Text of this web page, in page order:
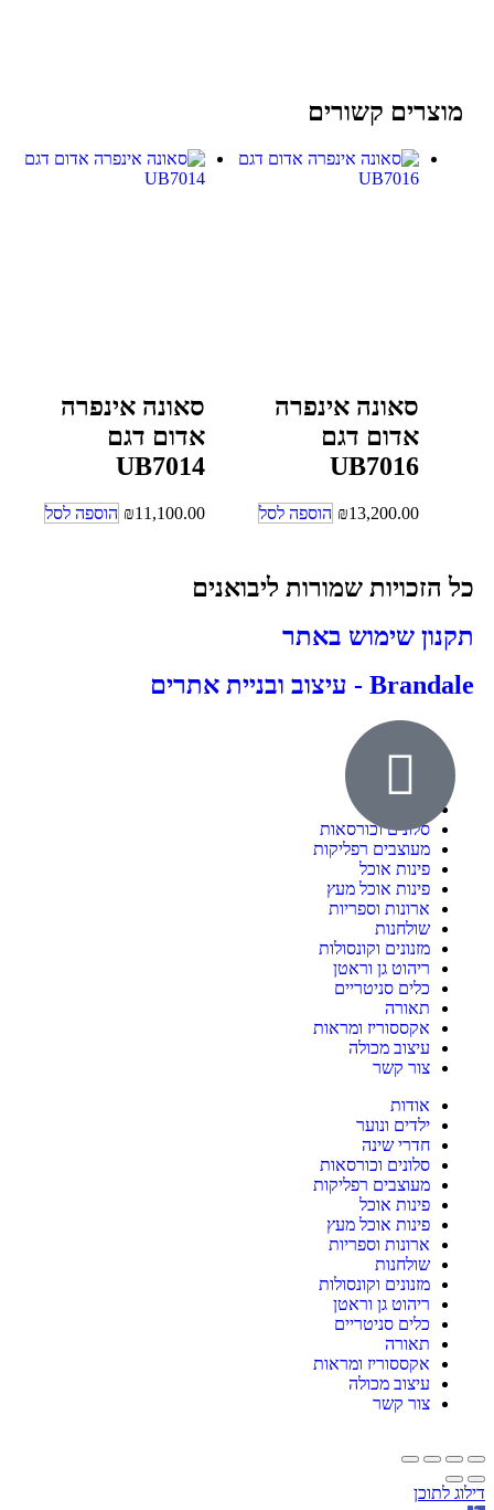
מוצרים קשורים
סאונה אינפרה
אדום דגם
UB7016
₪13,200.00 הוספה לסל
סאונה אינפרה
אדום דגם
UB7014
₪ 11,100.00 הוספה לסל
כל הזכויות שמורות ליבואנים
תקנון שימוש באתר
Brandale - עיצוב ובניית אתרים
ילדים ונוער
סלונים וכורסאות
מעוצבים רפליקות
פינות אוכל
פינות אוכל מעץ
ארונות וספריות
שולחנות
מזנונים וקונסולות
ריהוט גן וראטן
כלים סניטריים
תאורה
אקססוריז ומראות
עיצוב מכולה
צור קשר
אודות
ילדים ונוער
חדרי שינה
סלונים וכורסאות
מעוצבים רפליקות
פינות אוכל
פינות אוכל מעץ
ארונות וספריות
שולחנות
מזנונים וקונסולות
ריהוט גן וראטן
כלים סניטריים
תאורה
אקססוריז ומראות
עיצוב מכולה
צור קשר
דילוג לתוכן